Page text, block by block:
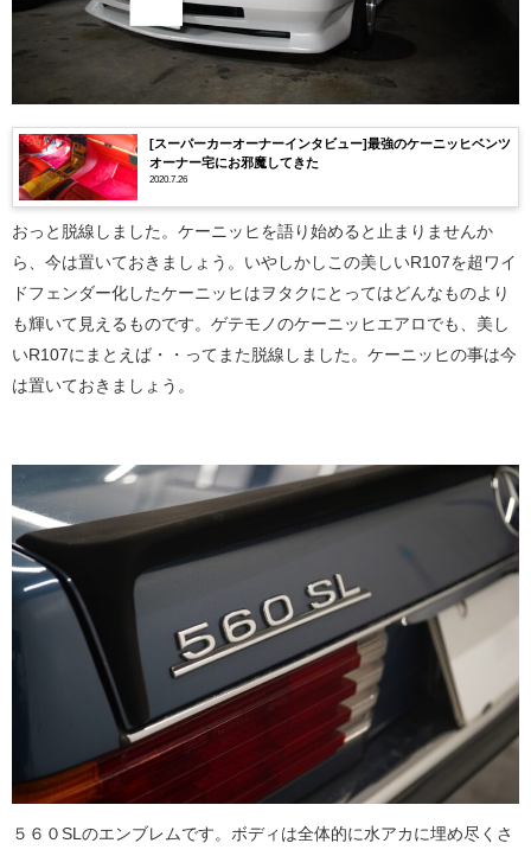
[スーパーカーオーナーインタビュー]最強のケーニッヒベンツ
オーナー宅にお邪魔してきた
2020.7.26
おっと脱線しました。ケーニッヒを語り始めると止まりませんか
ら、今は置いておきましょう。いやしかしこの美しいR107を超ワイ
ドフェンダー化したケーニッヒはヲタクにとってはどんなものより
も輝いて見えるものです。ゲテモノのケーニッヒエアロでも、美し
いR107にまとえば・・ってまた脱線しました。ケーニッヒの事は今
は置いておきましょう。
５６０SLのエンブレムです。ボディは全体的に水アカに埋め尽くさ